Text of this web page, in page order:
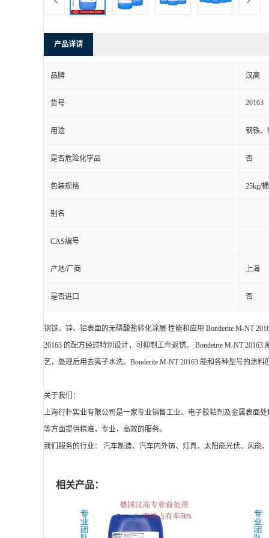
产品详请
品牌 汉高
货号 20163
用途 钢铁、
是否危险化学品 否
包装规格 25kg/桶
别名
CAS编号
产地/厂商 上海
是否进口 否
钢铁、锌、铝表面的无磷酸盐转化涂层 性能和应用 Bonderite M-NT
20163 的配方经过特别设计，可抑制工件返锈。 Bondeirte M-NT
艺，处理后用去离子水洗。Bonderite M-NT 20163 能和各种型号的涂料
关于我们：
上海行朴实业有限公司是一家专业销售工业、电子胶粘剂及金属表面
等方面提供精准，专业，高效的服务。
我们服务的行业： 汽车制造、汽车内外饰、灯具、太阳能光伏、风能
相关产品：